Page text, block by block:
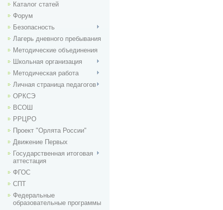
Каталог статей
Форум
Безопасность
Лагерь дневного пребывания
Методические объединения
Школьная организация
Методическая работа
Личная страница педагогов
ОРКСЭ
ВСОШ
РРЦРО
Проект "Орлята России"
Движение Первых
Государственная итоговая
аттестация
ФГОС
СПТ
Федеральные
образовательные программы